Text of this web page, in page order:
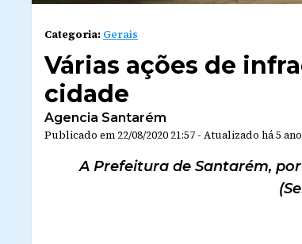
Categoria: Gerais
Várias ações de
cidade
Agencia Santarém
Publicado em 22/08/2020 21:57 - Atualizado há 5
A Prefeitura de Santarém,